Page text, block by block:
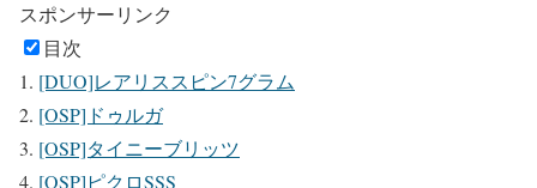
スポンサーリンク
目次
[DUO]レアリススピン7グラム
[OSP]ドゥルガ
[OSP]タイニーブリッツ
[OSP]ピクロSSS